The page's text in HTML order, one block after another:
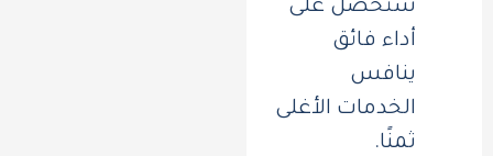
ستحصل على
أداء فائق
ينافس
الخدمات الأغلى
ثمنًا.